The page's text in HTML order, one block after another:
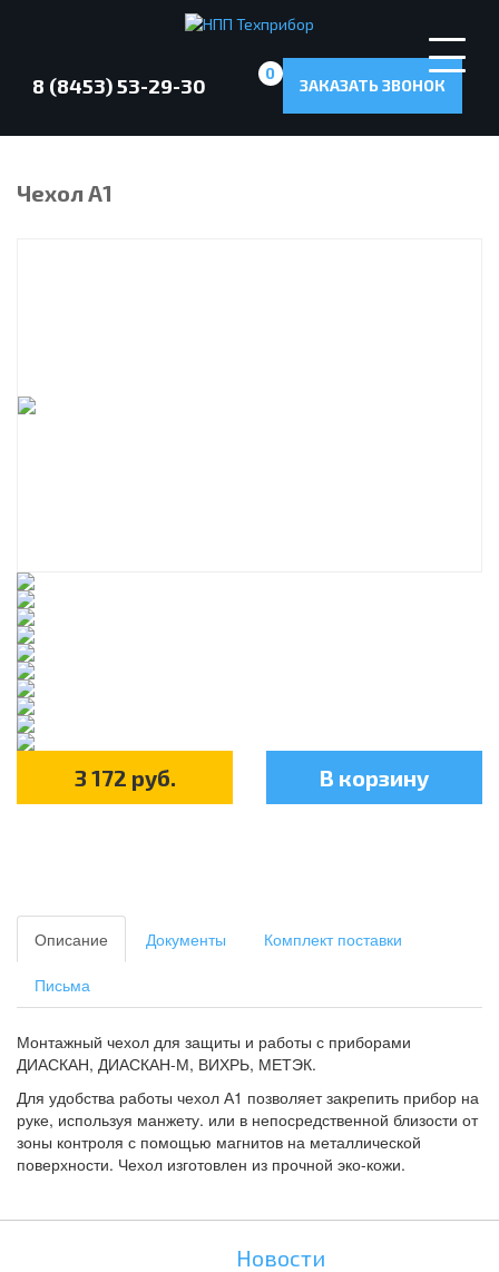
8 (8453) 53-29-30
0
ЗАКАЗАТЬ ЗВОНОК
Чехол А1
3 172 руб. В корзину
Описание Документы Комплект поставки
Письма
Монтажный чехол для защиты и работы с приборами
ДИАСКАН, ДИАСКАН-М, ВИХРЬ, МЕТЭК.
Для удобства работы чехол А1 позволяет закрепить прибор на
руке, используя манжету. или в непосредственной близости от
зоны контроля с помощью магнитов на металлической
поверхности. Чехол изготовлен из прочной эко-кожи.
Новости